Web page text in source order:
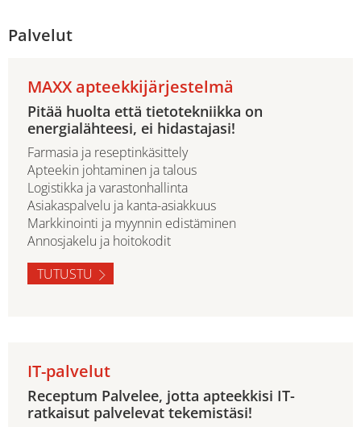
Palvelut
MAXX apteekkijärjestelmä
Pitää huolta että tietotekniikka on
energialähteesi, ei hidastajasi!
Farmasia ja reseptinkäsittely
Apteekin johtaminen ja talous
Logistikka ja varastonhallinta
Asiakaspalvelu ja kanta-asiakkuus
Markkinointi ja myynnin edistäminen
Annosjakelu ja hoitokodit
TUTUSTU
IT-palvelut
Receptum Palvelee, jotta apteekkisi IT-
ratkaisut palvelevat tekemistäsi!